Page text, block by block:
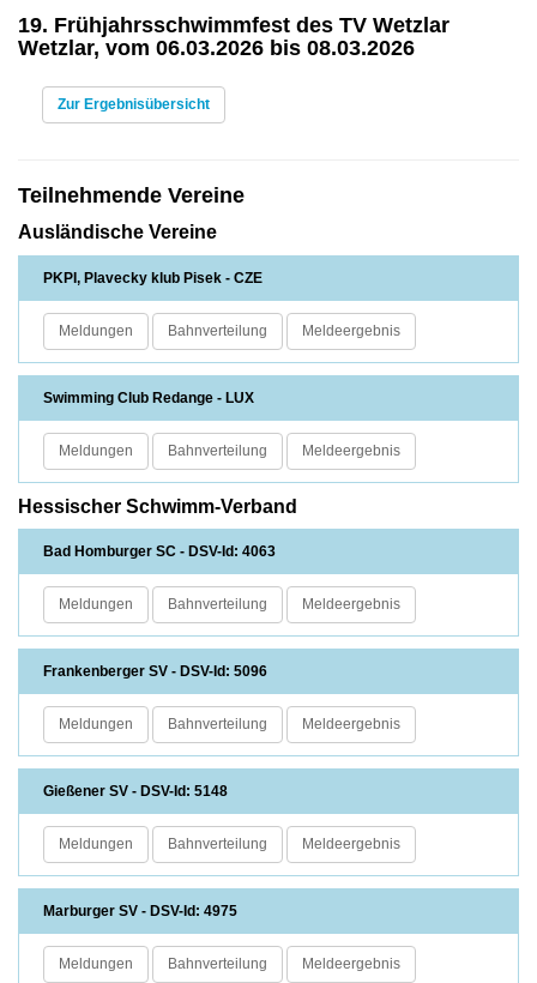
19. Frühjahrsschwimmfest des TV Wetzlar
Wetzlar, vom 06.03.2026 bis 08.03.2026
Zur Ergebnisübersicht
Teilnehmende Vereine
Ausländische Vereine
PKPI, Plavecky klub Pisek - CZE
Meldungen Bahnverteilung Meldeergebnis
Swimming Club Redange - LUX
Meldungen Bahnverteilung Meldeergebnis
Hessischer Schwimm-Verband
Bad Homburger SC - DSV-Id: 4063
Meldungen Bahnverteilung Meldeergebnis
Frankenberger SV - DSV-Id: 5096
Meldungen Bahnverteilung Meldeergebnis
Gießener SV - DSV-Id: 5148
Meldungen Bahnverteilung Meldeergebnis
Marburger SV - DSV-Id: 4975
Meldungen Bahnverteilung Meldeergebnis